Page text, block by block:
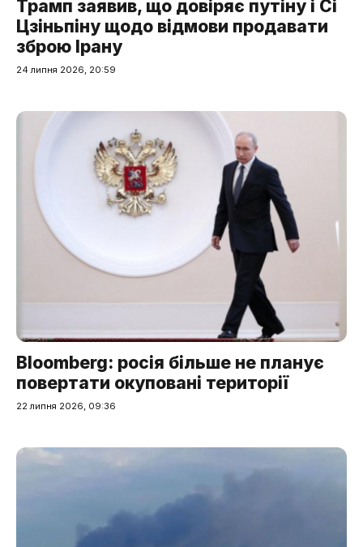
Трамп заявив, що довіряє путіну і Сі
Цзіньпіну щодо відмови продавати
зброю Ірану
24 липня 2026, 20:59
Bloomberg: росія більше не планує
повертати окуповані території
22 липня 2026, 09:36